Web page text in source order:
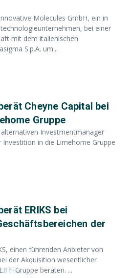
Molecules GmbH, ein in
bei einer
mit dem italienischen
S.p.A. um...
Cheyne Capital bei
Gruppe
Investmentmanager
Investition in die Limehome Gruppe
ERIKS bei
der
einen führenden Anbieter von
der Akquisition wesentlicher
Gruppe beraten. ...